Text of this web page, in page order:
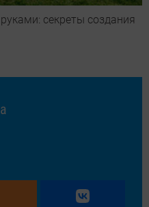
секреты создания